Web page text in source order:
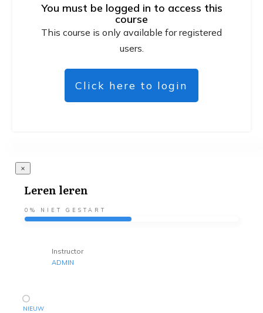
You must be logged in to access this
course
This course is only available for registered
users.
Click here to login
Leren leren
0% NIET GESTART
Instructor
ADMIN
NIEUW